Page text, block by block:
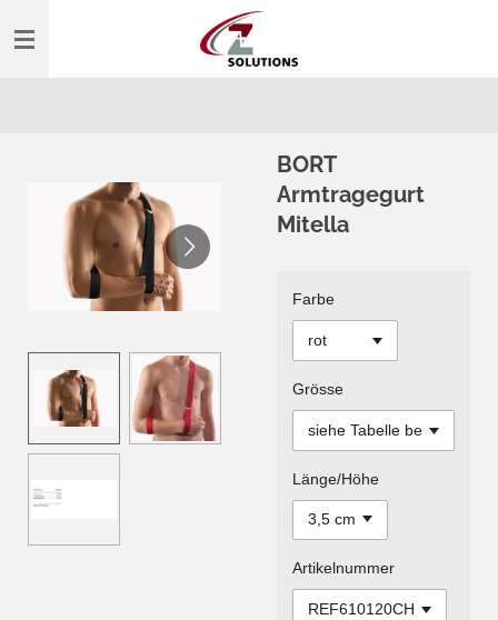
Hauptinhalt
BORT
Armtragegurt
Mitella
Farbe
Grösse
Länge/Höhe
Artikelnummer